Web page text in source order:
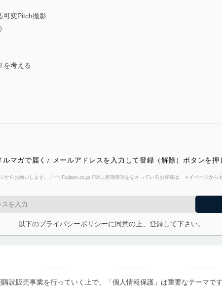
変Pitch撮影
考える
マガで届く♪ メールアドレスを入力して登録（解除）ボタンを押
らお願いします。／~＼Fujisan.co.jpで既に定期購読をなさっているお客様は、マイページから
以下のプライバシーポリシーに同意の上、登録して下さい。
読販売事業を行っていく上で、「個人情報保護」は重要なテーマで